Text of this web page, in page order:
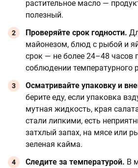
растительное масло —
полезный.
Проверяйте срок годности.
майонезом, блюд с рыбой и
срок — не более 24–48 часов
соблюдении температурного
Осматривайте упаковку и
берите еду, если упаковка
мутная жидкость, края
стали липкими, есть
затхлый запах, на мясе или
зеленая кайма.
Следите за температурой. В